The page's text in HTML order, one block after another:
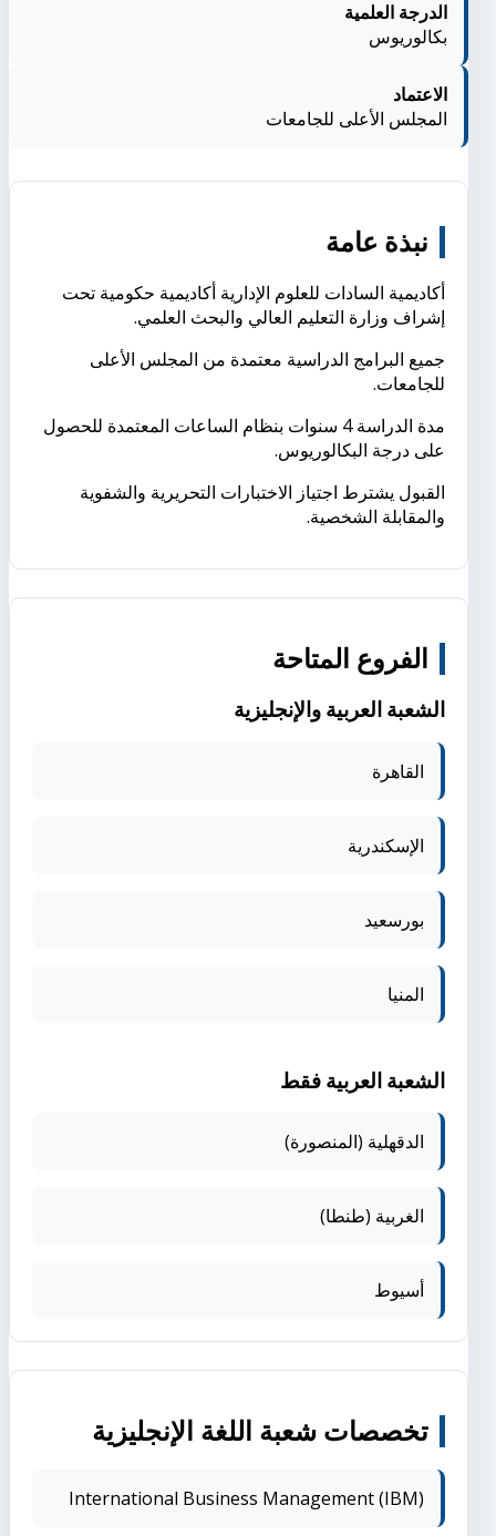
الدرجة العلمية
بكالوريوس
الاعتماد
المجلس الأعلى للجامعات
نبذة عامة
أكاديمية السادات للعلوم الإدارية أكاديمية حكومية تحت
إشراف وزارة التعليم العالي والبحث العلمي.
جميع البرامج الدراسية معتمدة من المجلس الأعلى
للجامعات.
مدة الدراسة 4 سنوات بنظام الساعات المعتمدة للحصول
على درجة البكالوريوس.
القبول يشترط اجتياز الاختبارات التحريرية والشفوية
والمقابلة الشخصية.
الفروع المتاحة
الشعبة العربية والإنجليزية
القاهرة
الإسكندرية
بورسعيد
المنيا
الشعبة العربية فقط
الدقهلية (المنصورة)
الغربية (طنطا)
أسيوط
تخصصات شعبة اللغة الإنجليزية
International Business Management (IBM)